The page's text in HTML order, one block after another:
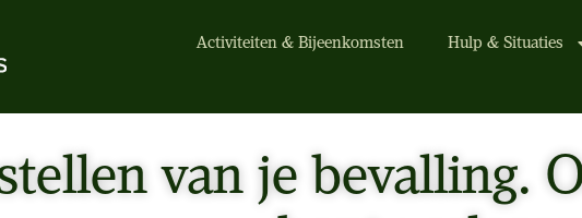
Activiteiten & Bijeenkomsten Hulp & Situaties
van je bevalling.